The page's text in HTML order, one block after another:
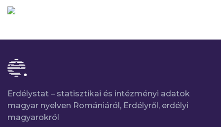
Erdélystat – statisztikai és intézményi adatok
magyar nyelven Romániáról, Erdélyről, erdélyi
magyarokról